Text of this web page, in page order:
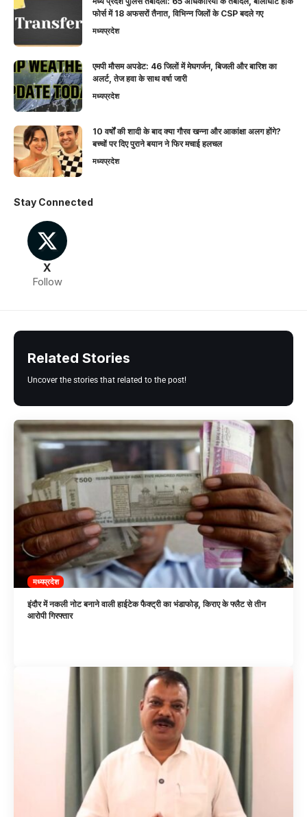
फोर्स में 18 अफसरों तैनात, विभिन्न जिलों के CSP बदले गए
मध्यप्रदेश
एमपी मौसम अपडेट: 46 जिलों में मेघगर्जन, बिजली और बारिश का
अलर्ट, तेज हवा के साथ वर्षा जारी
मध्यप्रदेश
10 वर्षों की शादी के बाद क्या गौरव खन्ना और आकांक्षा अलग होंगे?
बच्चों पर दिए पुराने बयान ने फिर मचाई हलचल
मध्यप्रदेश
Stay Connected
X
Follow
Related Stories
Uncover the stories that related to the post!
मध्यप्रदेश
इंदौर में नकली नोट बनाने वाली हाईटेक फैक्ट्री का भंडाफोड़, किराए के फ्लैट से तीन
आरोपी गिरफ्तार